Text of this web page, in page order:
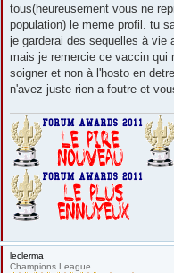
tous(heureusement vous ne
population) le meme profil. tu
je garderai des sequelles à vie
mais je remercie ce vaccin qui
soigner et non à l'hosto en
n'avez juste rien a foutre et
leclerma
Champions League